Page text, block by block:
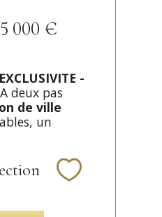
000 €
-
deux pas
de ville
un
Sélectionner